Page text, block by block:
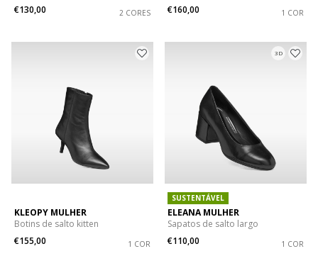
€130,00
2 CORES
€160,00
1 COR
KLEOPY MULHER
Botins de salto kitten
€155,00
1 COR
3D
SUSTENTÁVEL
ELEANA MULHER
Sapatos de salto largo
€110,00
1 COR